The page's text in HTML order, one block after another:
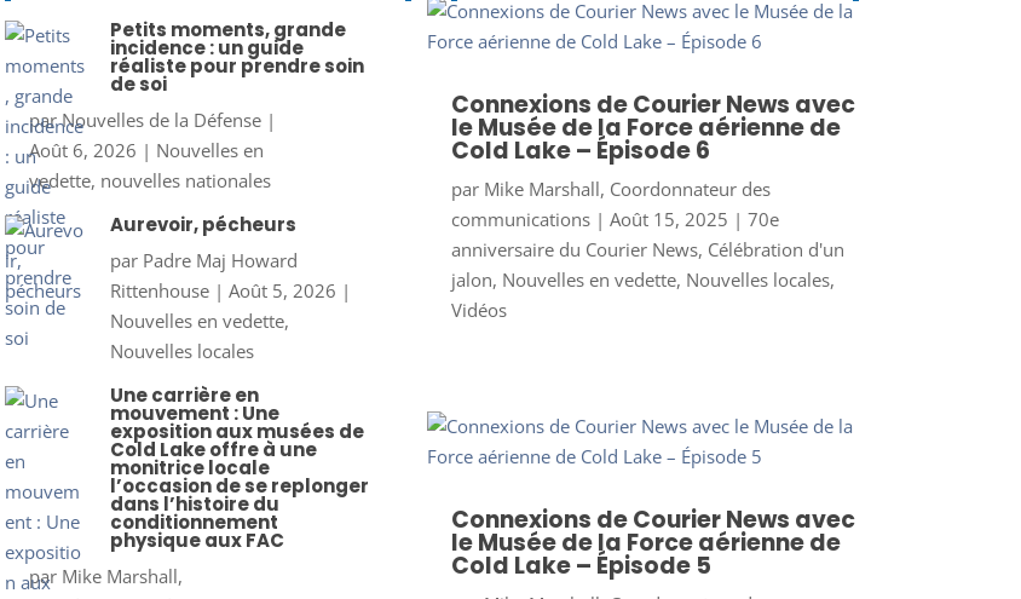
Petits moments, grande
incidence : un guide
réaliste pour prendre soin
de soi
parNouvelles de la Défense|
Août 6, 2026 | Nouvelles en
vedette, nouvelles nationales
Aurevoir, pécheurs
par Padre Maj Howard
Rittenhouse| Août 5, 2026 |
Nouvelles en vedette,
Nouvelles locales
Une carrière en
mouvement : Une
exposition aux musées de
Cold Lake offre à une
monitrice locale
l’occasion de se replonger
dans l’histoire du
conditionnement
physique aux FAC
par Mike Marshall,
Connexions de Courier News avec
le Musée de la Force aérienne de
Cold Lake – Épisode 6
par Mike Marshall, Coordonnateur des
communications| Août 15, 2025 | 70e
anniversaire du Courier News, Célébration d'un
jalon, Nouvelles en vedette, Nouvelles locales,
Vidéos
Connexions de Courier News avec
le Musée de la Force aérienne de
Cold Lake – Épisode 5